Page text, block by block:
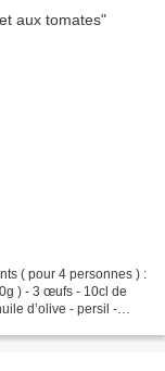
( pour 4 personnes ) :
) - 3 œufs - 10cl de
d’olive - persil -